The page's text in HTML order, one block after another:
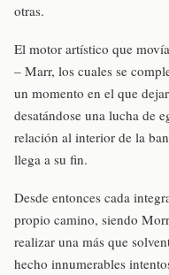
otras.
El motor artístico que
– Marr, los cuales se
un momento en el que
desatándose una lucha de
relación al interior de la
llega a su fin.
Desde entonces cada
propio camino, siendo
realizar una más que
hecho innumerables